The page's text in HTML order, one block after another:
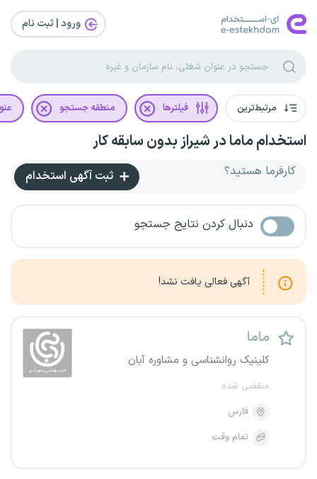
ورود | ثبت‌ نام
مرتبط‌ترین فیلترها منطقه جستجو
استخدام ماما در شیراز بدون سابقه کار
کارفرما هستید؟ ثبت آگهی استخدام
دنبال کردن نتایج جستجو
آگهی فعالی یافت نشد!
ماما
کلینیک روانشناسی و مشاوره آبان
منقضی شده
فارس
تمام وقت